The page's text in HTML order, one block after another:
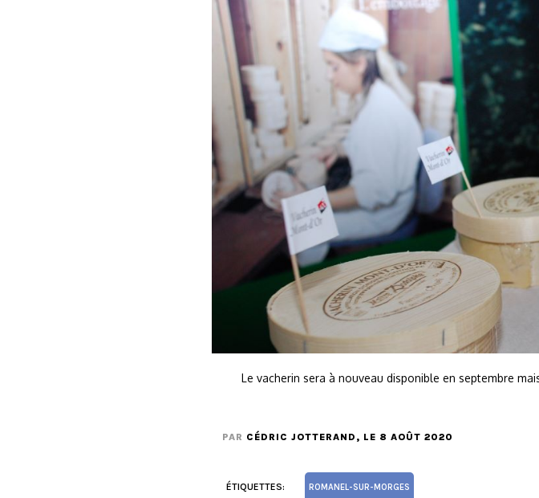
Le vacherin sera à nouveau disponible en septembre
PAR CÉDRIC JOTTERAND , LE 8 AOÛT 2020
ÉTIQUETTES: ROMANEL-SUR-MORGES